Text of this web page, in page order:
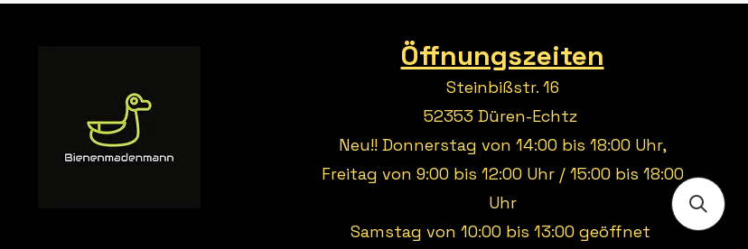
Öffnungszeiten
Steinbißstr. 16
52353 Düren-Echtz
Neu!! Donnerstag von 14:00 bis 18:00 Uhr,
Freitag von 9:00 bis 12:00 Uhr / 15:00 bis 18:00
Uhr
Samstag von 10:00 bis 13:00 geöffnet